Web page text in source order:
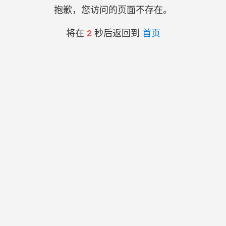
抱歉，您访问的页面不存在。
将在 2秒后返回到 首页